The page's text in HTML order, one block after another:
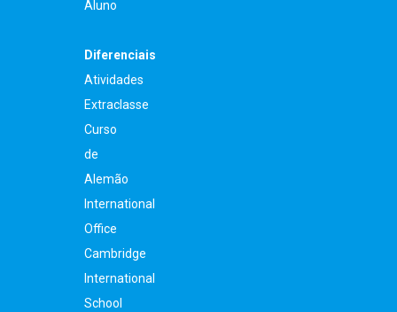
Aluno
Diferenciais
Atividades
Extraclasse
Curso
de
Alemão
International
Office
Cambridge
International
School